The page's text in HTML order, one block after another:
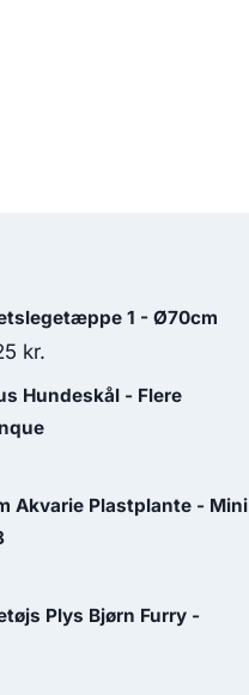
1 - Ø70cm
kr..
kr.
aktuelle
266.25 kr..
Hundeskål - Flere
Akvarie Plastplante - Mini
Plys Bjørn Furry -